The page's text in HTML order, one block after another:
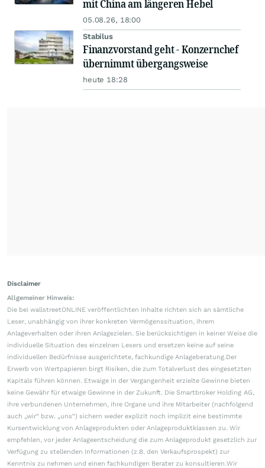
mit China am längeren Hebel
05.08.26, 18:00
Stabilus
Finanzvorstand geht - Konzernchef
übernimmt übergangsweise
heute 18:28
Disclaimer
Allgemeiner Hinweis:
Die bei wallstreetONLINE veröffentlichten Inhalte richten sich an sämtliche
Leser, unabhängig von ihrer konkreten Vermögenssituation, ihrem
Anlageverhalten oder ihren Anlagezielen. Sie berücksichtigen in keiner Weise die
individuelle Situation des einzelnen Lesers und ersetzen keine auf seine
individuellen Bedürfnisse ausgerichtete, fachkundige Anlageberatung.Der
Erwerb von Wertpapieren birgt Risiken, die zum Totalverlust des eingesetzten
Kapitals führen können. Etwaige in der Vergangenheit erzielte Gewinne bieten
keine Gewähr für etwaige Gewinne in der Zukunft. Die Smartbroker Holding AG,
ihre verbundenen Unternehmen, ihre Organe und ihre Mitarbeiter (nachfolgend
auch „wir“ bzw. „uns“) sichern weder explizit noch implizit eine bestimmte
Kursentwicklung von Anlageprodukten oder Anlageproduktklassen zu. Wir
empfehlen, vor jeder Anlageentscheidung die zum Anlageprodukt gesetzlich zur
Verfügung zu stellenden Informationen (z.B. den Verkaufsprospekt) zur
Kenntnis zu nehmen und einen fachkundigen Berater zu konsultieren.Wir